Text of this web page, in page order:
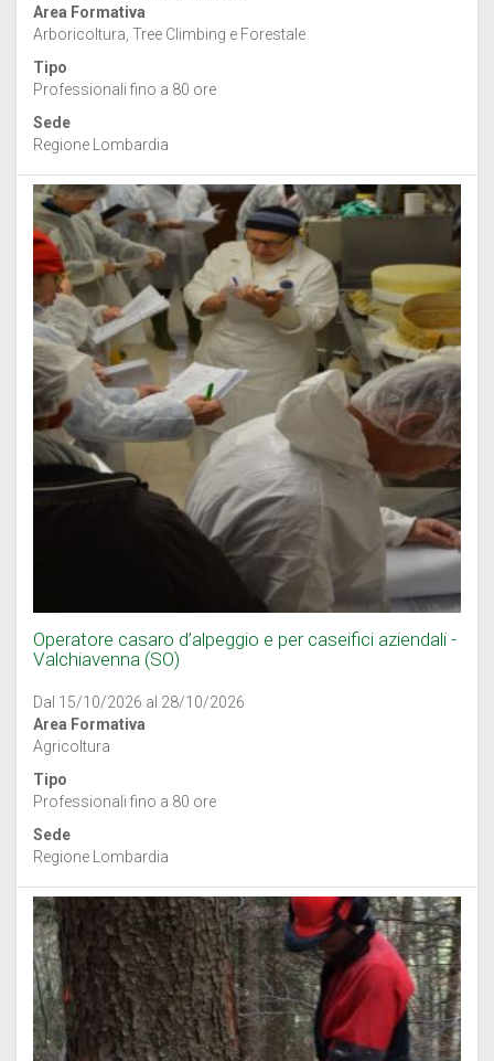
Area Formativa
Arboricoltura, Tree Climbing e Forestale
Tipo
Professionali fino a 80 ore
Sede
Regione Lombardia
Operatore casaro d’alpeggio e per caseifici aziendali -
Valchiavenna (SO)
Dal 15/10/2026 al 28/10/2026
Area Formativa
Agricoltura
Tipo
Professionali fino a 80 ore
Sede
Regione Lombardia